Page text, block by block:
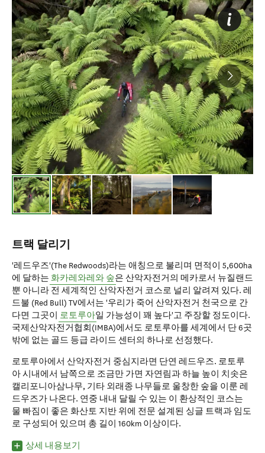
트랙 달리기
'레드우즈'(The Redwoods)라는 애칭으로 불리며 면적이 5,600ha
에 달하는 화카레와레와 숲은 산악자전거의 메카로서 뉴질랜드
뿐 아니라 전 세계적인 산악자전거 코스로 널리 알려져 있다. 레
드불 (Red Bull) TV에서는 '우리가 죽어 산악자전거 천국으로 간
다면 그곳이 로토루아일 가능성이 꽤 높다'고 주장할 정도이다.
국제산악자전거협회(IMBA)에서도 로토루아를 세계에서 단 6곳
밖에 없는 골드 등급 라이드 센터의 하나로 선정했다.
로토루아에서 산악자전거 중심지라면 단연 레드우즈. 로토루
아 시내에서 남쪽으로 조금만 가면 자연림과 하늘 높이 치솟은
캘리포니아삼나무, 기타 외래종 나무들로 울창한 숲을 이룬 레
드우즈가 나온다. 연중 내내 달릴 수 있는 이 환상적인 코스는
물 빠짐이 좋은 화산토 지반 위에 전문 설계된 싱글 트랙과 임도
로 구성되어 있으며 총 길이 160km 이상이다.
상세 내용보기